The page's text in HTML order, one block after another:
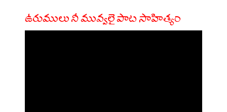
ఉరుములు నీ మువ్వలై పాట సాహిత్యం